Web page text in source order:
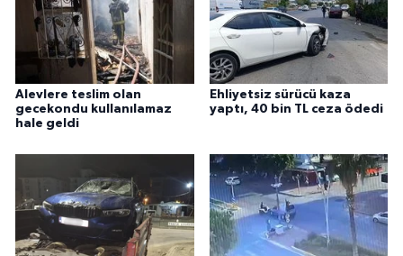
Alevlere teslim olan
gecekondu kullanılamaz
hale geldi
Ehliyetsiz sürücü kaza
yaptı, 40 bin TL ceza ödedi